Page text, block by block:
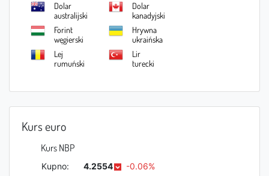
Dolar
australijski
Dolar
kanadyjski
Forint
węgierski
Hrywna
ukraińska
Lej
rumuński
Lir
turecki
Bat
Real
Kurs euro
Kurs NBP
Kupno: 4.2554
-0.06%